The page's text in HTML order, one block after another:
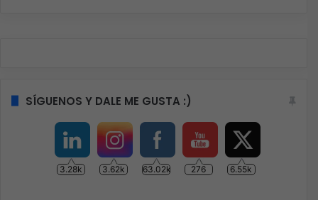
SÍGUENOS Y DALE ME GUSTA :)
3.28k 3.62k 63.02k 276 6.55k